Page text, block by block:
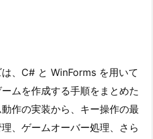
、C# と WinForms を用いて
ムを作成する手順をまとめた
作の実装から、キー操作の最
、ゲームオーバー処理、さら